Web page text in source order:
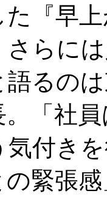
た『早
さらに
るの
。「社
気付き
の緊張